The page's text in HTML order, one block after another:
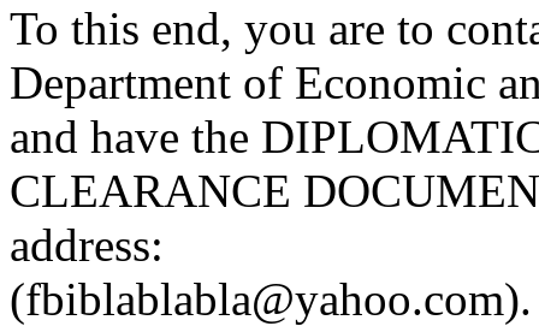
To this end, you are to
Department of Economic
and have the
CLEARANCE
address:
(fbiblablabla@yahoo.com).